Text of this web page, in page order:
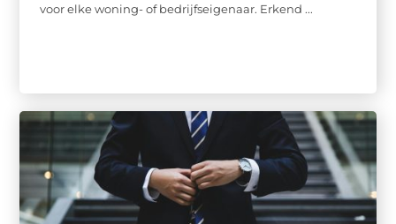
voor elke woning- of bedrijfseigenaar. Erkend ...